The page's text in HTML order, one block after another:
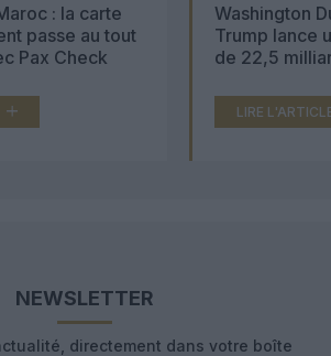
: la carte
passe au tout
Pax Check
Washington
Trump lance
de 22,5
LIRE
NEWSLETTER
directement dans votre boîte